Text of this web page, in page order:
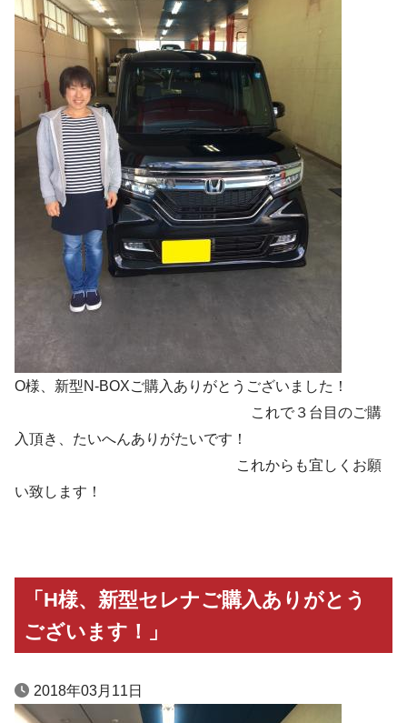
O様、新型N-BOXご購入ありがとうございました！
これで３台目のご購
入頂き、たいへんありがたいです！
これからも宜しくお願
い致します！
「H様、新型セレナご購入ありがとう
ございます！」
2018年03月11日